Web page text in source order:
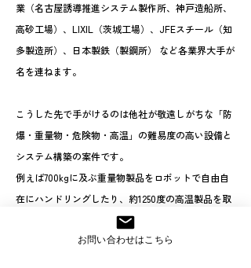
業（名古屋誘導推進システム製作所、神戸造船所、
高砂工場）、LIXIL（茨城工場）、JFEスチール（知
多製造所）、日本製鉄（製鋼所） など各業界大手が
名を連ねます。
こうした先で手がけるのは他社が敬遠しがちな「防
爆・重量物・危険物・高温」の難易度の高い設備と
システム構築の案件です。
例えば700kgに及ぶ重量物製品をロボットで自由自
在にハンドリングしたり、約1250度の高温製品を取
り扱う事が、コスモ技研では可能となります。ま
た、2Dと3Dカメラを組み合わせた複雑な画像処理シ
お問い合わせはこちら